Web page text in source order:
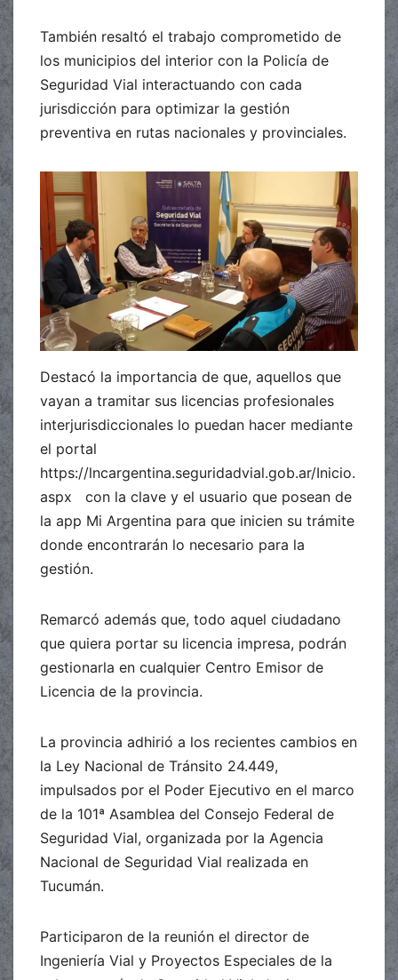
También resaltó el trabajo comprometido de
los municipios del interior con la Policía de
Seguridad Vial interactuando con cada
jurisdicción para optimizar la gestión
preventiva en rutas nacionales y provinciales.
Destacó la importancia de que, aquellos que
vayan a tramitar sus licencias profesionales
interjurisdiccionales lo puedan hacer mediante
el portal
https://lncargentina.seguridadvial.gob.ar/Inicio.
aspx con la clave y el usuario que posean de
la app Mi Argentina para que inicien su trámite
donde encontrarán lo necesario para la
gestión.
Remarcó además que, todo aquel ciudadano
que quiera portar su licencia impresa, podrán
gestionarla en cualquier Centro Emisor de
Licencia de la provincia.
La provincia adhirió a los recientes cambios en
la Ley Nacional de Tránsito 24.449,
impulsados por el Poder Ejecutivo en el marco
de la 101ª Asamblea del Consejo Federal de
Seguridad Vial, organizada por la Agencia
Nacional de Seguridad Vial realizada en
Tucumán.
Participaron de la reunión el director de
Ingeniería Vial y Proyectos Especiales de la